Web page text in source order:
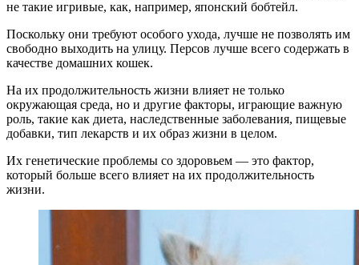
не такие игривые, как, например, японский бобтейл.
Поскольку они требуют особого ухода, лучше не позволять им
свободно выходить на улицу. Персов лучше всего содержать в
качестве домашних кошек.
На их продолжительность жизни влияет не только
окружающая среда, но и другие факторы, играющие важную
роль, такие как диета, наследственные заболевания, пищевые
добавки, тип лекарств и их образ жизни в целом.
Их генетические проблемы со здоровьем — это фактор,
который больше всего влияет на их продолжительность
жизни.